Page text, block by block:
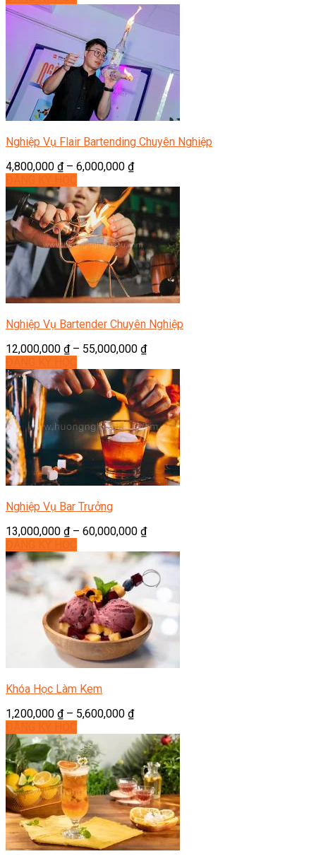
Nghiệp Vụ Flair Bartending Chuyên Nghiệp
4,800,000 ₫– 6,000,000 ₫
Nghiệp Vụ Bartender Chuyên Nghiệp
12,000,000 ₫– 55,000,000 ₫
Nghiệp Vụ Bar Trưởng
13,000,000 ₫– 60,000,000 ₫
Khóa Học Làm Kem
1,200,000 ₫– 5,600,000 ₫